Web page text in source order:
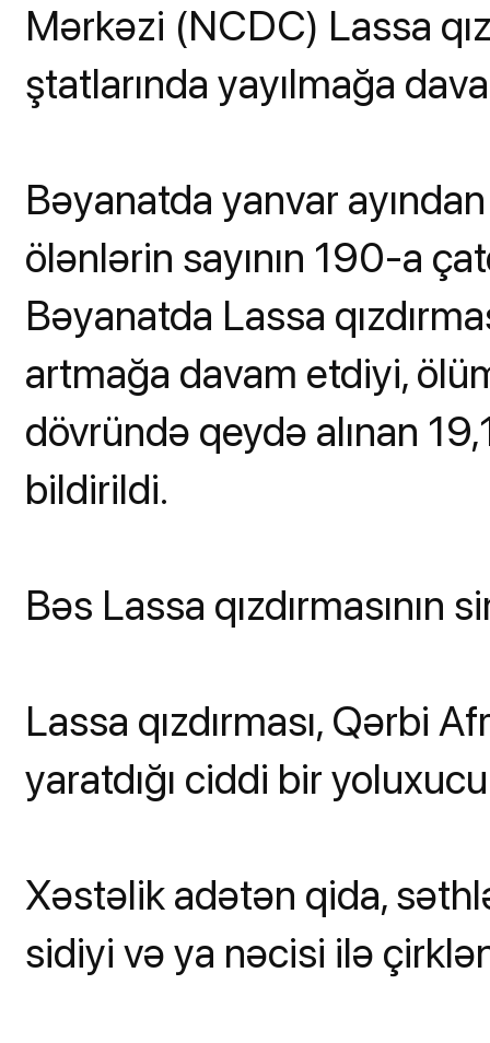
Mərkəzi (NCDC) Lassa
ştatlarında yayılmağa
Bəyanatda yanvar
ölənlərin sayının 190-a
Bəyanatda Lassa
artmağa davam etdiyi,
dövründə qeydə alınan
bildirildi.
Bəs Lassa qızdırmasının
Lassa qızdırması, Qərbi
yaratdığı ciddi bir
Xəstəlik adətən qida,
sidiyi və ya nəcisi ilə